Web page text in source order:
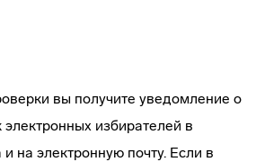
вы получите уведомление о
избирателей в
на электронную почту. Если в